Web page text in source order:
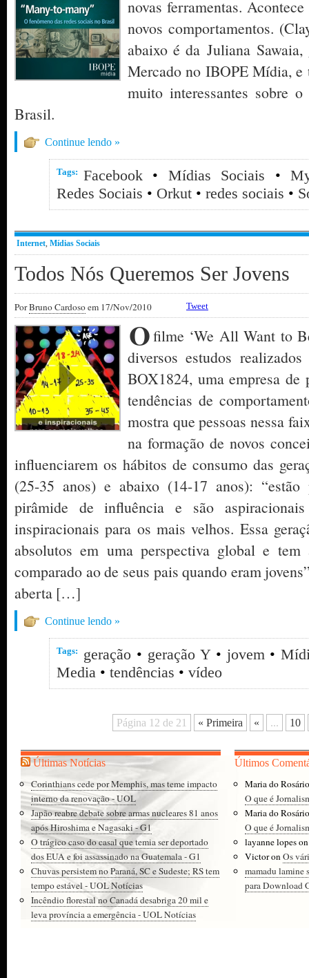
novas ferramentas.
novos comportamentos.
abaixo é da Juliana
Mercado no IBOPE Mídia, e
muito interessantes sobre
Brasil.
Continue lendo »
Tags: Facebook • Mídias Sociais •
Redes Sociais • Orkut • redes sociais •
Internet, Mídias Sociais
Todos Nós Queremos Ser Jovens
PorBruno Cardosoem 17/Nov/2010 Tweet
Ofilme ‘We All Want to
diversos estudos
BOX1824, uma empresa de
tendências de
mostra que pessoas nessa
na formação de novos
influenciarem os hábitos de consumo das
(25-35 anos) e abaixo (14-17 anos):
pirâmide de influência e são
inspiracionais para os mais velhos. Essa
absolutos em uma perspectiva global e
comparado ao de seus pais quando eram
aberta […]
Continue lendo »
Tags: geração • geração Y• jovem•
Media • tendências • vídeo
Página 12 de 21 « Primeira « ... 10
Últimas Notícias
Corinthians cede por Memphis, mas teme impacto
interno da renovação - UOL
Japão reabre debate sobre armas nucleares 81 anos
após Hiroshima e Nagasaki - G1
O trágico caso do casal que temia ser deportado
dos EUA e foi assassinado na Guatemala - G1
Chuvas persistem no Paraná, SC e Sudeste; RS tem
tempo estável - UOL Notícias
Incêndio florestal no Canadá desabriga 20 mil e
leva província a emergência - UOL Notícias
Últimos
Maria do
O que é
Maria do
O que é
layanne lopes
VictoronOs
mamadu lamine
para Download